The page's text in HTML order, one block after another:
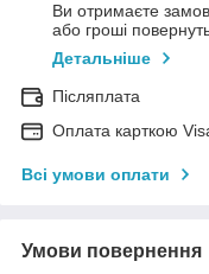
Ви отримаєте
або гроші
Детальніше
Післяплата
Оплата карткою
Всі умови оплати
Умови повернення